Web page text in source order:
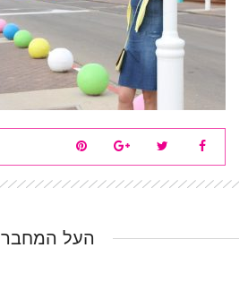
העל המחבר